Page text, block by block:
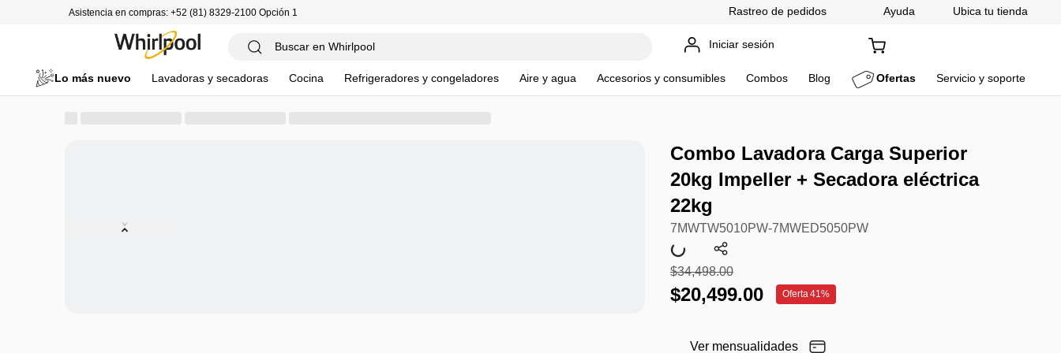
Asistencia en compras: +52 (81) 8329-2100 Opción 1 Rastreo de pedidos Ayuda Ubica tu tienda
Iniciar sesión
Lo más nuevo Lavadoras y secadoras Cocina Refrigeradores y congeladores Aire y agua Accesorios y consumibles Combos Blog Ofertas Servicio y soporte
Combo Lavadora Carga Superior
20kg Impeller + Secadora eléctrica
22kg
7MWTW5010PW-7MWED5050PW
$34,498.00
$20,499.00 Oferta41%
Ver mensualidades